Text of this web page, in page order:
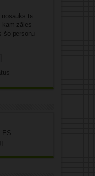
tā
kam zāles
šo personu